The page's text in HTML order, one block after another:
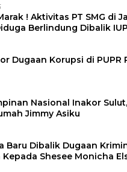
! Aktivitas PT SMG di
Berlindung Dibalik
Dugaan Korupsi di PUPR
Nasional Inakor
Jimmy Asiku
Baru Dibalik Dugaan
Kepada Shesee Monicha